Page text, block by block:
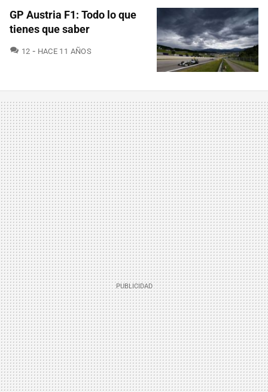
GP Austria F1: Todo lo que
tienes que saber
12 COMENTARIOS
HACE 11 AÑOS